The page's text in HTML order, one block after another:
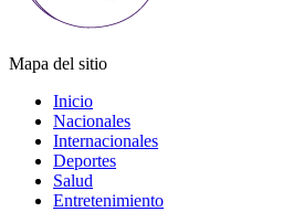
Mapa del sitio
Inicio
Nacionales
Internacionales
Deportes
Salud
Entretenimiento